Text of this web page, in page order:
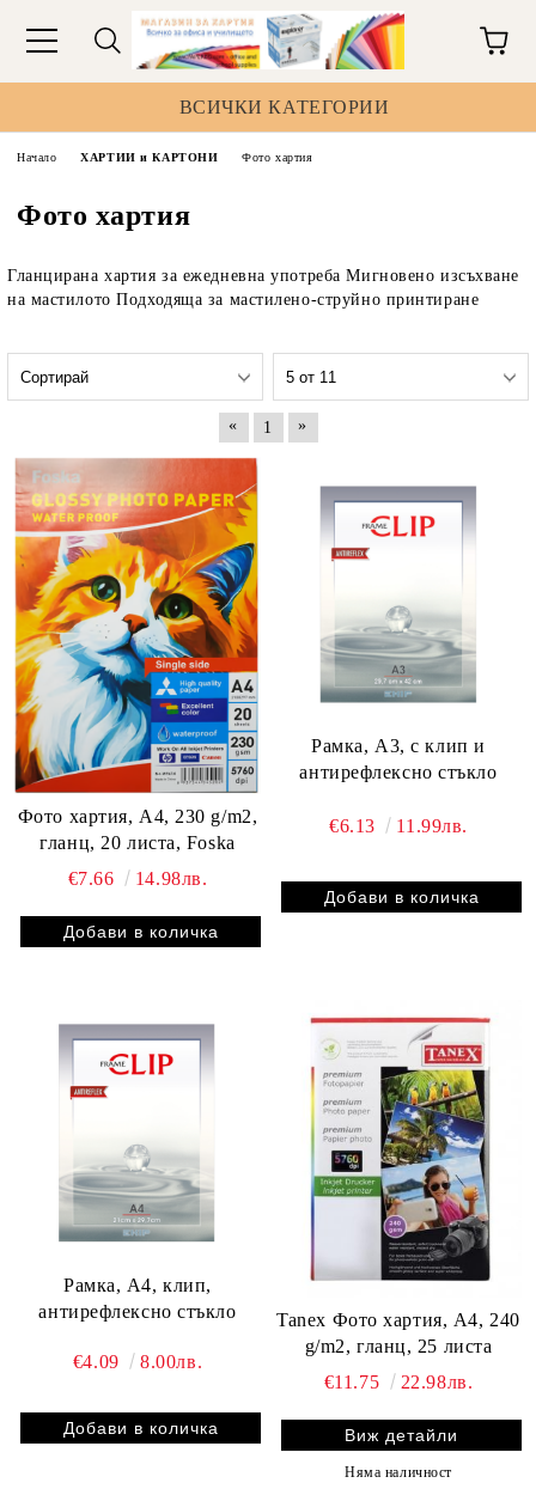
ВСИЧКИ КАТЕГОРИИ
Начало ХАРТИИ и КАРТОНИ Фото хартия
Фото хартия
Гланцирана хартия за ежедневна употреба Мигновено изсъхване
на мастилото Подходяща за мастилено-струйно принтиране
« 1 »
Фото хартия, A4, 230 g/m2,
гланц, 20 листа, Foska
€7.66
14.98лв.
Рамка, A3, с клип и
антирефлексно стъкло
€6.13 11.99лв.
Рамка, A4, клип,
антирефлексно стъкло
€4.09 8.00лв.
Tanex Фото хартия, A4, 240
g/m2, гланц, 25 листа
€11.75
22.98лв.
Виж детайли
Няма наличност